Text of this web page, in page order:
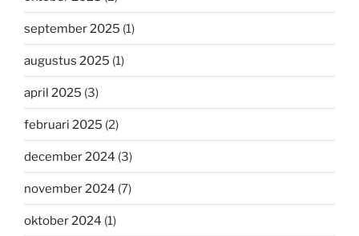
september 2025 (1)
augustus 2025 (1)
april 2025 (3)
februari 2025 (2)
december 2024 (3)
november 2024 (7)
oktober 2024 (1)